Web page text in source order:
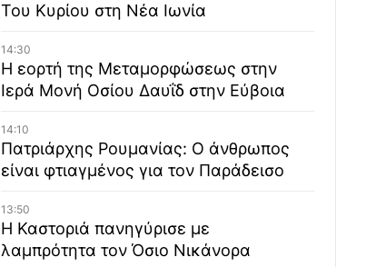
Του Κυρίου στη Νέα Ιωνία
14:30
Η εορτή της Μεταμορφώσεως στην
Ιερά Μονή Οσίου Δαυΐδ στην Εύβοια
14:10
Πατριάρχης Ρουμανίας: Ο άνθρωπος
είναι φτιαγμένος για τον Παράδεισο
13:50
Η Καστοριά πανηγύρισε με
λαμπρότητα τον Όσιο Νικάνορα